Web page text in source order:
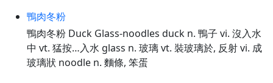
鴨肉冬粉
鴨肉冬粉 Duck Glass-noodles duck n. 鴨子 vi. 沒入水
中 vt. 猛按…入水 glass n. 玻璃 vt. 裝玻璃於, 反射 vi. 成
玻璃狀 noodle n. 麵條, 笨蛋